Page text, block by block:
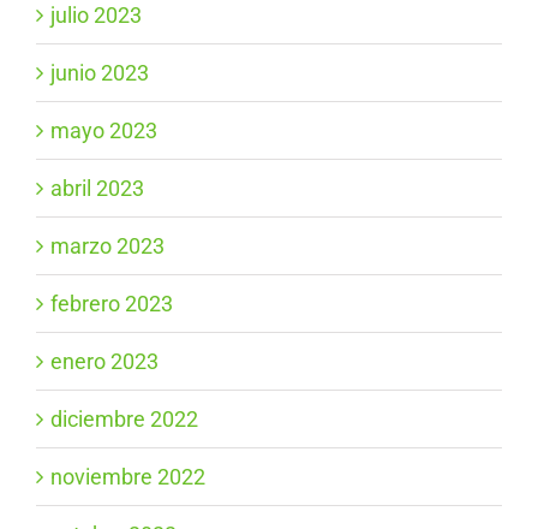
julio 2023
junio 2023
mayo 2023
abril 2023
marzo 2023
febrero 2023
enero 2023
diciembre 2022
noviembre 2022